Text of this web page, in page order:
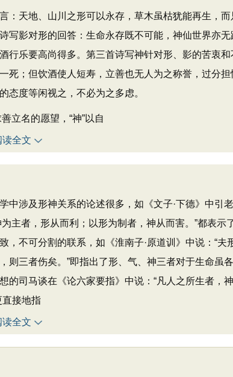
天地、山川之形可以永存，草木虽枯犹能再生，而
写影对形的回答：生命永存既不可能，神仙世界亦无
行乐要高尚得多。第三首诗写神针对形、影的苦衷和
死；但饮酒使人短寿，立善也无人为之称誉，过分担
态度等闲视之，不必为之多虑。
立名的愿望，“神”以自
读全文
涉及形神关系的论述很多，如《文子·下德》中引
主者，形从而利；以形为制者，神从而害。”都表示
不可分割的联系，如《淮南子·原道训》中说：“夫
三者伤矣。”即指出了形、气、神三者对于生命虽
司马谈在《论六家要指》中说：“凡人之所生者，神
直接地指
读全文